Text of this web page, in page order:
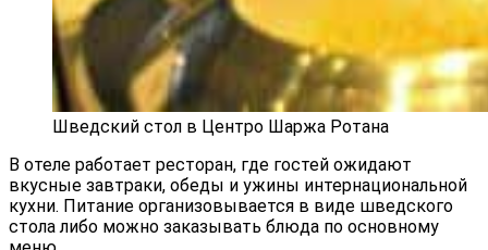
Шведский стол в Центро Шаржа Ротана
В отеле работает ресторан, где гостей ожидают
вкусные завтраки, обеды и ужины интернациональной
кухни. Питание организовывается в виде шведского
стола либо можно заказывать блюда по основному